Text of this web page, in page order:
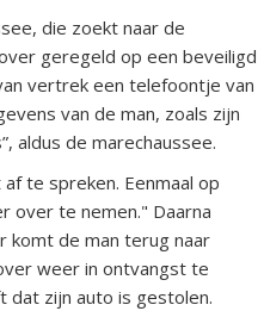
die zoekt naar de
geregeld op een beveiligd
vertrek een telefoontje van
van de man, zoals zijn
aldus de marechaussee.
te spreken. Eenmaal op
over te nemen." Daarna
komt de man terug naar
weer in ontvangst te
dat zijn auto is gestolen.